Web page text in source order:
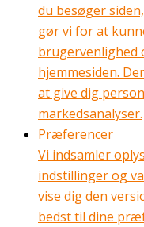
du besøger
gør vi for at
brugervenlighed
hjemmesiden.
at give dig
markedsanalyser.
Præferencer
Vi indsamler
indstillinger og
vise dig den
bedst til dine